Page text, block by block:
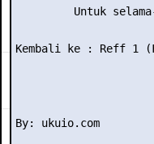
Untuk
Kembali ke : Reff 1